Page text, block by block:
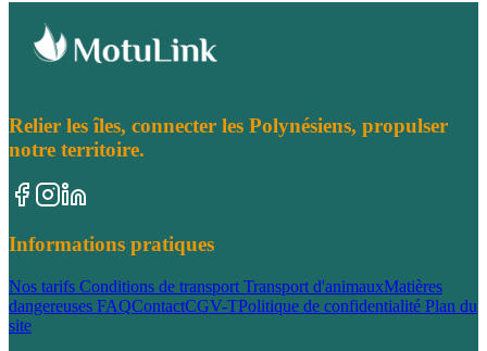
Relier les îles, connecter les Polynésiens, propulser
notre territoire.
Informations pratiques
Nos tarifs Conditions de transport Transport d'animauxMatières
dangereuses FAQContactCGV-TPolitique de confidentialité Plan du
site